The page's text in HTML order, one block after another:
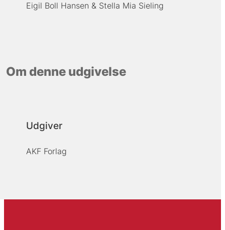
Eigil Boll Hansen Stella Mia Sieling
Om denne udgivelse
Udgiver
AKF Forlag